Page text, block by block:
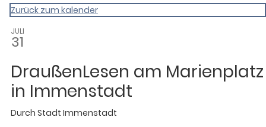
Zurück zum kalender
JULI
31
DraußenLesen am Marienplatz
in Immenstadt
Durch Stadt Immenstadt